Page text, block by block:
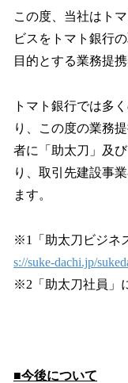
この度、当社はト
ビスをトマト銀行
目的とする業務提
トマト銀行では多
り、この度の業務
者に「助太刀」及
り、取引先建設事
ます。
※1「助太刀ビジネ
s://suke-dachi.jp/
※2「助太刀社員」
■今後について